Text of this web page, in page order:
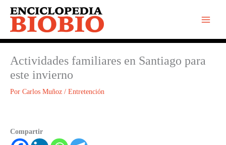
contenido
Actividades familiares en Santiago para
este invierno
Por Carlos Muñoz / Entretención
Compartir